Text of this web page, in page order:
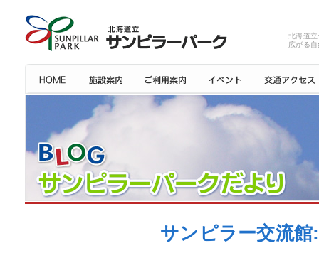
北海道
広がる
サンピラー交流